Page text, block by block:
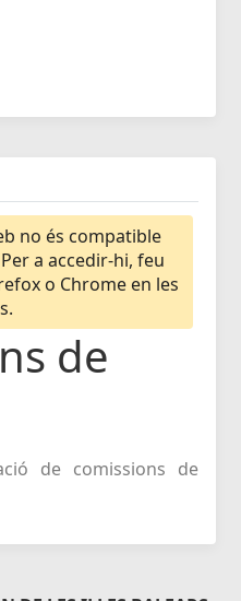
no és compatible
a accedir-hi, feu
o Chrome en les
de
de comissions de